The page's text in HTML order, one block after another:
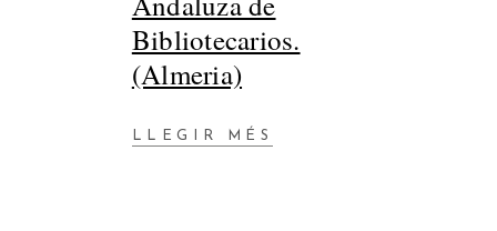
Bibliotecarios.
(Almeria)
LLEGIR MÉS